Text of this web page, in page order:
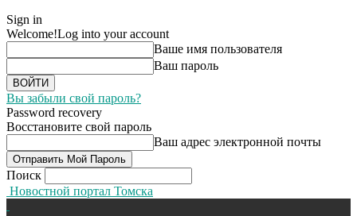
Sign in
Welcome!Log into your account
Ваше имя пользователя
Ваш пароль
Вы забыли свой пароль?
Password recovery
Восстановите свой пароль
Ваш адрес электронной почты
Поиск
Новостной портал Томска